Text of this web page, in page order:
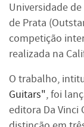
Universidade
de Prata
competição
realizada na
O trabalho,
Guitars", foi
editora Da Vinci